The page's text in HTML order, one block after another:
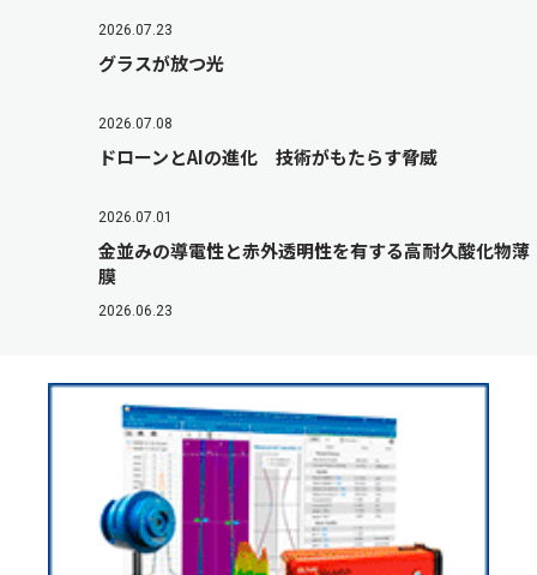
2026.07.23
グラスが放つ光
2026.07.08
ドローンとAIの進化 技術がもたらす脅威
2026.07.01
金並みの導電性と赤外透明性を有する高耐久酸化物薄
膜
2026.06.23